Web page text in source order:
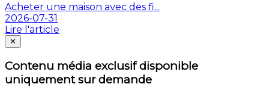
Acheter une maison avec des fi...
2026-07-31
Lire l'article
Fermer
✕
Contenu média exclusif disponible
uniquement sur demande